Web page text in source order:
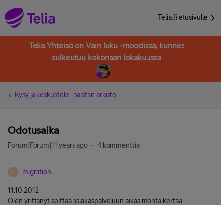
Telia.fi etusivulle
Telia Yhteisö on Vain luku -moodissa, kunnes
sulkeutuu kokonaan lokakuussa
Kysy ja keskustele -palstan arkisto
Odotusaika
Forum|Forum|11 years ago 4 kommenttia
M migration
11.10.2012
Olen yrittänyt soittaa asiakaspalveluun aikas monta kertaa